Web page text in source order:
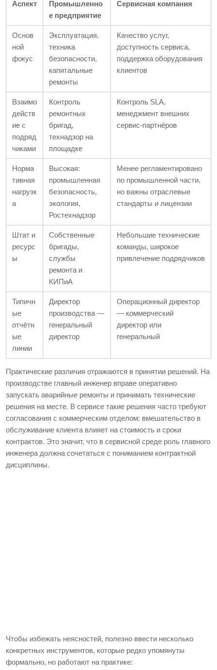
Аспект
Промышленно
е предприятие
Сервисная компания
Основ
ной
фокус
Эксплуатация,
техника
безопасности,
капитальные
ремонты
Качество услуг,
доступность сервиса,
поддержка оборудования
клиентов
Взаимо
действ
ие с
подряд
чиками
Контроль
ремонтных
бригад,
технадзор на
площадке
Контроль SLA,
менеджмент внешних
сервис-партнёров
Норма
тивная
нагрузк
а
Высокая:
промышленная
безопасность,
экология,
Ростехнадзор
Менее регламентировано
по промышленной части,
но важны отраслевые
стандарты и лицензии
Штат и
ресурс
ы
Собственные
бригады,
службы
ремонта и
КИПиА
Небольшие технические
команды, широкое
привлечение подрядчиков
Типичн
ые
отчётн
ые
линии
Директор
производства —
генеральный
директор
Операционный директор
— коммерческий
директор или
генеральный
Практические различия отражаются в принятии решений. На
производстве главный инженер вправе оперативно
запускать аварийные ремонты и принимать технические
решения на месте. В сервисе такие решения часто требуют
согласования с коммерческим отделом: вмешательство в
обслуживание клиента влияет на стоимость и сроки
контрактов. Это значит, что в сервисной среде роль главного
инженера должна сочетаться с пониманием контрактной
дисциплины.
Чтобы избежать неясностей, полезно ввести несколько
конкретных инструментов, которые редко упомянуты
формально, но работают на практике: